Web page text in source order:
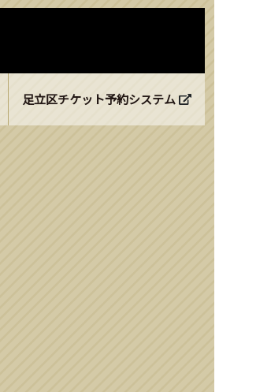
足立区チケット予約システム